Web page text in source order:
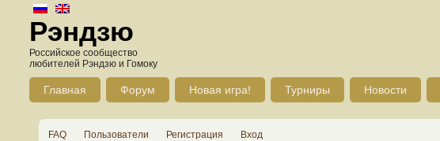
Рэндзю
Российское сообщество
любителей Рэндзю и Гомоку
Главная Форум Новая игра! Турниры Новости
FAQ Пользователи Регистрация Вход